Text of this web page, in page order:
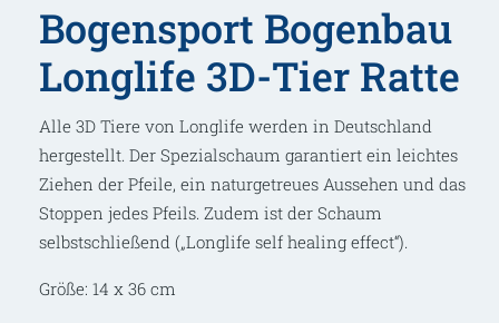
Bogensport Bogenbau
Longlife 3D-Tier Ratte
Alle 3D Tiere von Longlife werden in Deutschland
hergestellt. Der Spezialschaum garantiert ein leichtes
Ziehen der Pfeile, ein naturgetreues Aussehen und das
Stoppen jedes Pfeils. Zudem ist der Schaum
selbstschließend („Longlife self healing effect“).
Größe: 14 x 36 cm